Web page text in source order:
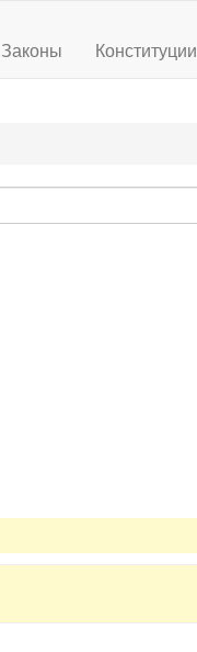
Законы Конституции